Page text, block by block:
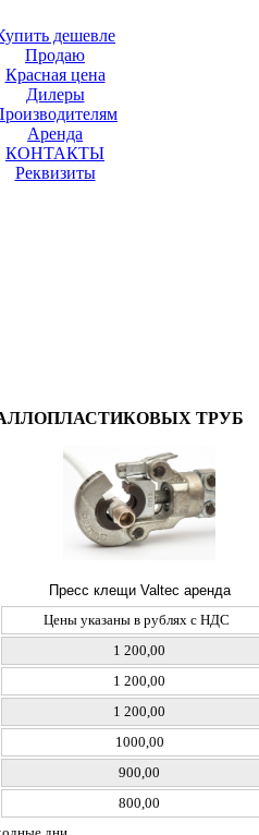
дешевле
Продаю
Красная цена
Дилеры
Аренда
КОНТАКТЫ
Реквизиты
ТРУБ
Пресс клещи Valtec аренда
Цены указаны в рублях c НДС
1 200,00
1 200,00
1 200,00
1000,00
900,00
800,00